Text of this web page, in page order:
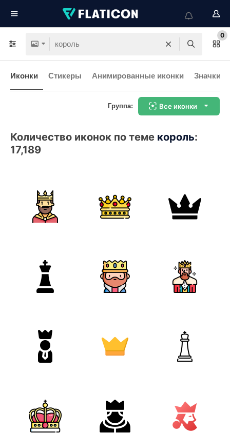
0
Иконки Стикеры Анимированные иконки Значки
Группа: Все иконки
Количество иконок по теме король:
17,189